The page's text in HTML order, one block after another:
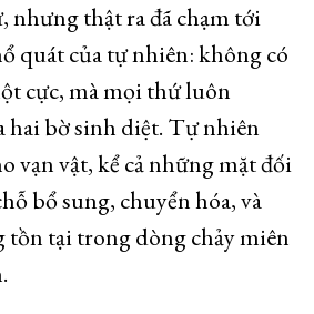
nhưng thật ra đã chạm tới
quát của tự nhiên: không có
cực, mà mọi thứ luôn
hai bờ sinh diệt. Tự nhiên
vạn vật, kể cả những mặt đối
bổ sung, chuyển hóa, và
tồn tại trong dòng chảy miên